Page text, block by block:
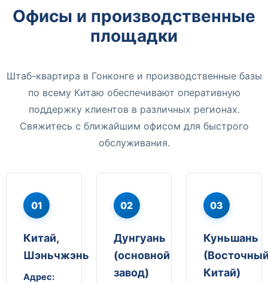
Офисы и производственные
площадки
Штаб-квартира в Гонконге и производственные базы
по всему Китаю обеспечивают оперативную
поддержку клиентов в различных регионах.
Свяжитесь с ближайшим офисом для быстрого
обслуживания.
01
Китай,
Шэньчжэнь
Адрес:
02
Дунгуань
(основной
завод)
03
Куньшань
Китай)